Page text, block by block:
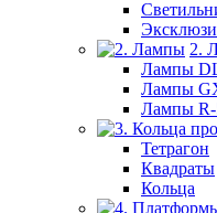
2.
Лампы
Лампы
Лампы R-
Тетрагон
Квадраты
Кольца